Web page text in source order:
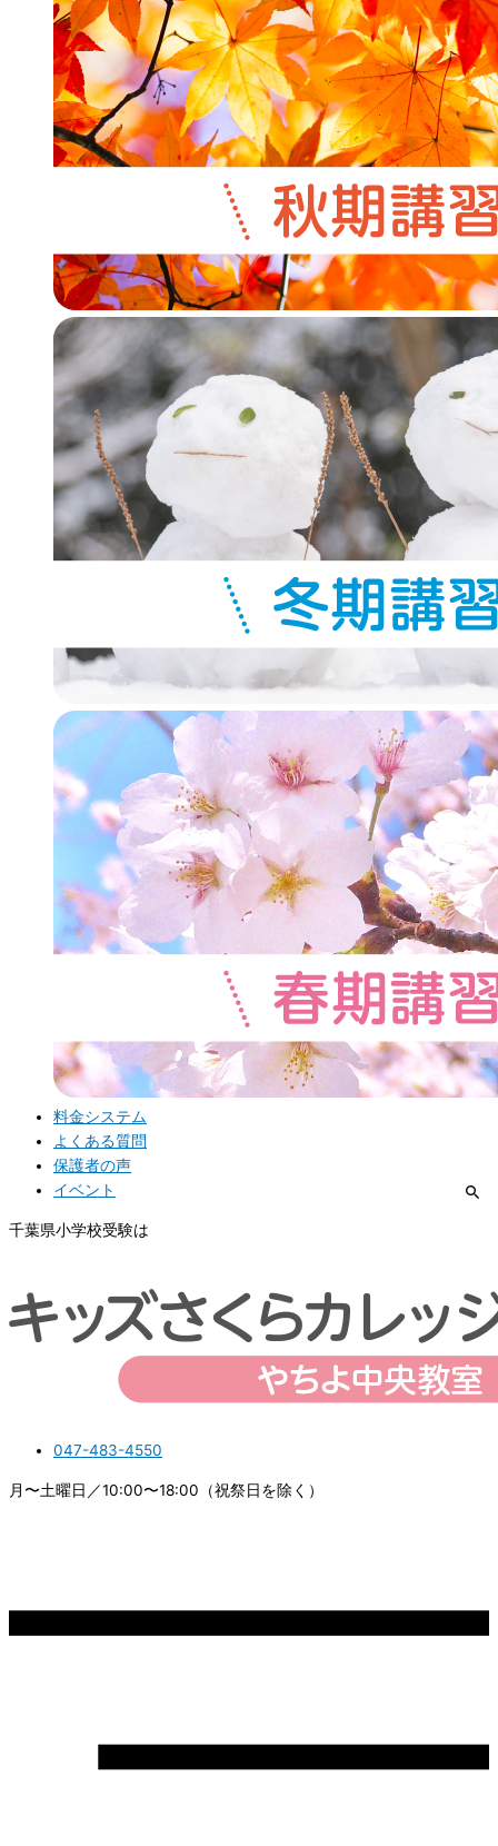
料金システム
よくある質問
保護者の声
イベント
千葉県小学校受験は
047-483-4550
月〜土曜日／10:00〜18:00（祝祭日を除く）